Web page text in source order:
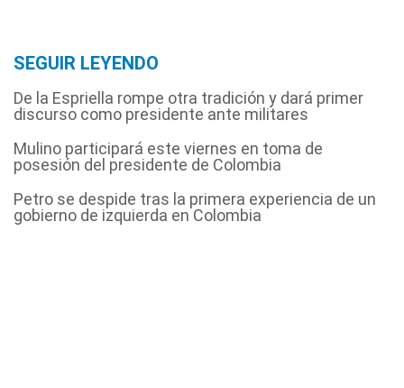
SEGUIR LEYENDO
De la Espriella rompe otra tradición y dará primer
discurso como presidente ante militares
Mulino participará este viernes en toma de
posesión del presidente de Colombia
Petro se despide tras la primera experiencia de un
gobierno de izquierda en Colombia